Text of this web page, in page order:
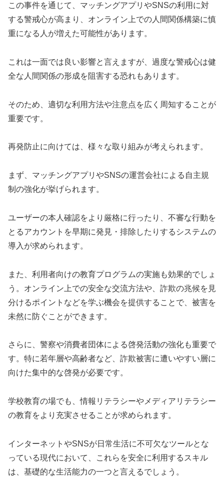
この事件を通じて、マッチングアプリやSNSの利用に対
する警戒心が高まり、オンライン上での人間関係構築に慎
重になる人が増えた可能性があります。
これは一面では良い影響と言えますが、過度な警戒心は健
全な人間関係の形成を阻害する恐れもあります。
そのため、適切な利用方法や注意点を広く周知することが
重要です。
再発防止に向けては、様々な取り組みが考えられます。
まず、マッチングアプリやSNSの運営会社による自主規
制の強化が挙げられます。
ユーザーの本人確認をより厳格に行ったり、不審な行動を
とるアカウントを早期に発見・排除したりするシステムの
導入が求められます。
また、利用者向けの教育プログラムの実施も効果的でしょ
う。オンライン上での安全な交流方法や、詐欺の兆候を見
分けるポイントなどを学ぶ機会を提供することで、被害を
未然に防ぐことができます。
さらに、警察や消費者団体による啓発活動の強化も重要で
す。特に若年層や高齢者など、詐欺被害に遭いやすい層に
向けた集中的な啓発が必要です。
学校教育の場でも、情報リテラシーやメディアリテラシー
の教育をより充実させることが求められます。
インターネットやSNSが日常生活に不可欠なツールとな
っている現代において、これらを安全に利用するスキル
は、基礎的な生活能力の一つと言えるでしょう。